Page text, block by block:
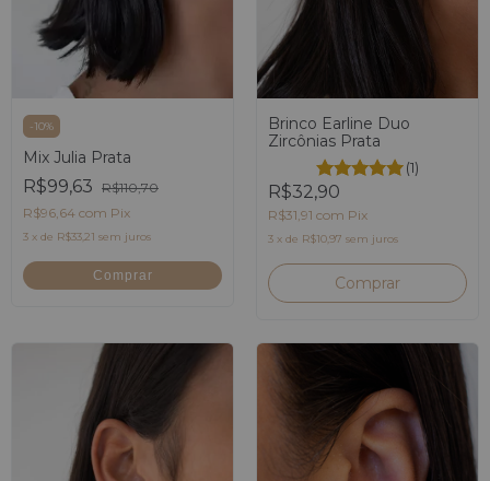
-10%
Mix Julia Prata
R$99,63 R$110,70
R$96,64 com Pix
3 x de R$33,21 sem juros
Comprar
Brinco Earline Duo
Zircônias Prata
(1)
R$32,90
R$31,91 com Pix
3 x de R$10,97 sem juros